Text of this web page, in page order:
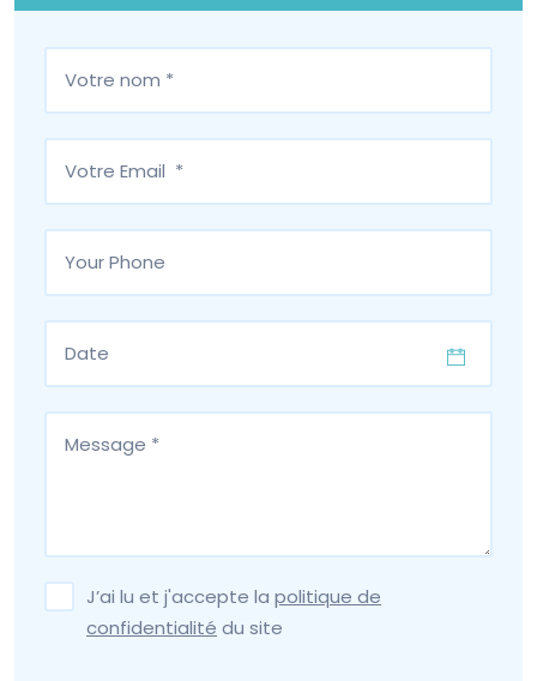
J’ai lu et j'accepte la politique de
confidentialité du site